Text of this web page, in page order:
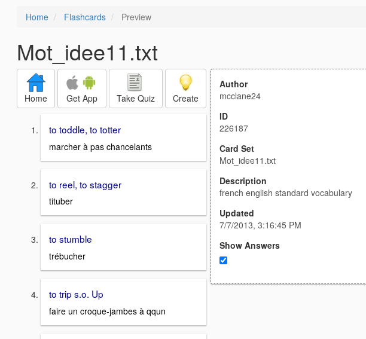
Home Flashcards Preview
Mot_idee11.txt
Home Get App Take Quiz Create
to toddle, to totter
marcher à pas chancelants
to reel, to stagger
tituber
to stumble
trébucher
to trip s.o. Up
faire un croque-jambes à qqun
Author
mcclane24
ID
226187
Card Set
Mot_idee11.txt
Description
french english standard vocabulary
Updated
7/7/2013, 3:16:45 PM
Show Answers